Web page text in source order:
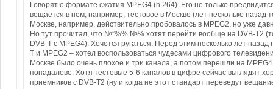
Говорят о формате сжатия MPEG4 (h.264). Его не только
вещается в нем, например, тестовое в Москве (лет несколько назад
Москве, например, действительно пробовалось в MPEG2, но уже
Но тут прочитал, что №”%%:№% хотят перейти вообще на DVB-T2
DVB-T c MPEG4). Хочется ругаться. Перед этим несколько лет
T и MPEG2 – хотел воспользоваться чудесами цифрового
Москве было очень плохое и три канала, а потом перешли на
попадалово. Хотя тестовые 5-6 каналов в цифре сейчас выглядят
приемников с DVB-T2 (ну и когда не этот стандарт переведут